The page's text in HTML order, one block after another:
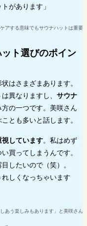
があります」
アする意味でもサウナハットは重要
ト選びのポイン
はさまざまあります。
異なりますし、 サウナ
の一つです。美咲さん
とも多いと話します。
しています。私はめず
買ってしまうんです。
したいので（笑）。
しくなっちゃいます
あう楽しみもあります」と美咲さん